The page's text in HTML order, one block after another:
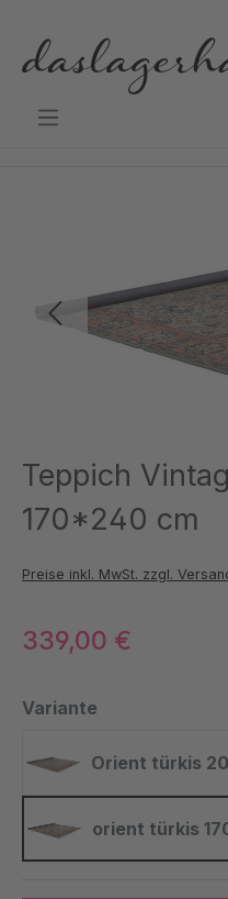
Teppich
170*240 cm
Preise inkl. MwSt. zzgl.
339,00 €
Variante
Orient türkis
Orient
orient türkis
orient